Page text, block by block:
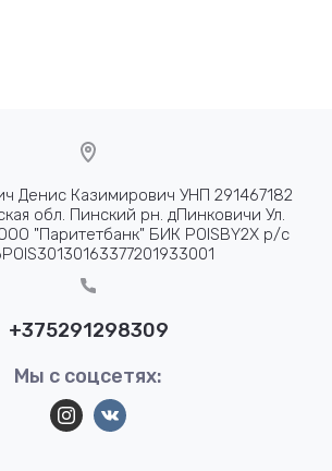
Денис Казимирович УНП 291467182
обл. Пинский рн. дПинковичи Ул.
"Паритетбанк" БИК POISBY2X р/с
+375291298309
Мы с соцсетях: